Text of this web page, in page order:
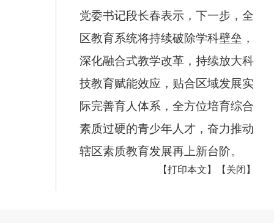
党委书记段长春表示，下一步，全
区教育系统将持续破除学科壁垒，
深化融合式教学改革，持续放大科
技教育赋能效应，贴合区域发展实
际完善育人体系，全方位培育综合
素质过硬的青少年人才，奋力推动
辖区素质教育发展再上新台阶。
【打印本文】
【关闭】